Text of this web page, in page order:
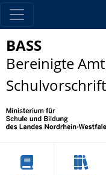
BASS
Bereinigte